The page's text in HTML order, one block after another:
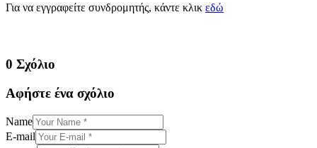
Για να εγγραφείτε συνδρομητής, κάντε κλικ εδώ
0 Σχόλιο
Αφήστε ένα σχόλιο
Name
E-mail